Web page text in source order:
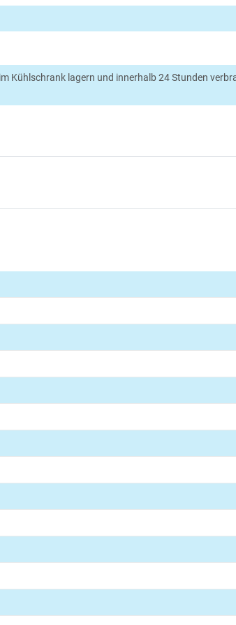
Kühlschrank lagern und innerhalb 24 Stunden